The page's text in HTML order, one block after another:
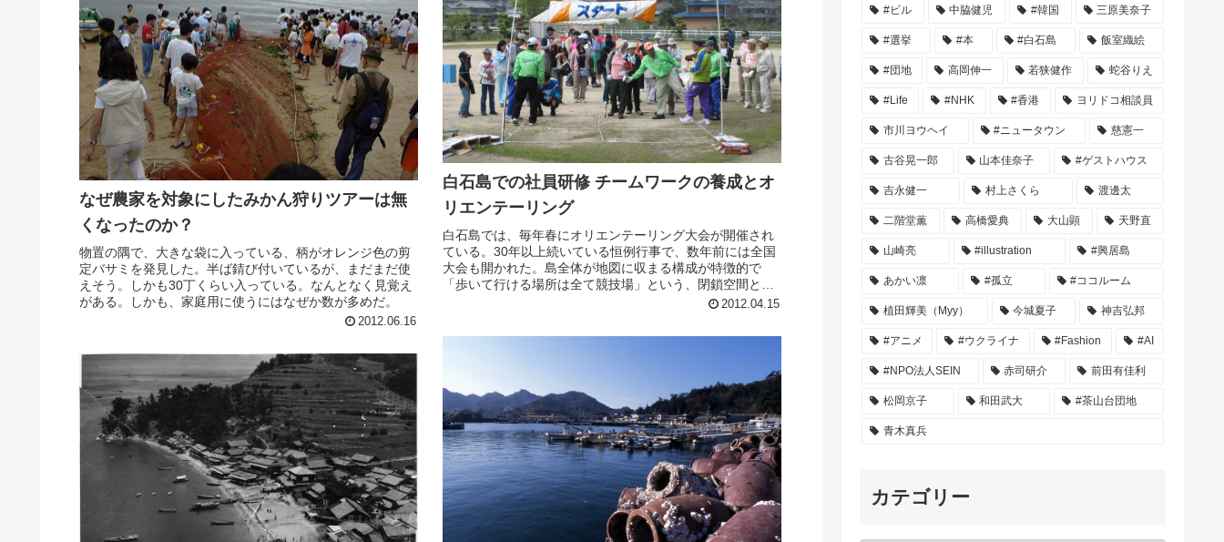
なぜ農家を対象にしたみかん狩りツアーは無
くなったのか？
物置の隅で、大きな袋に入っている、柄がオレンジ色の剪
定バサミを発見した。半ば錆び付いているが、まだまだ使
えそう。しかも30丁くらい入っている。なんとなく見覚え
がある。しかも、家庭用に使うにはなぜか数が多めだ。
2012.06.16
白石島での社員研修 チームワークの養成とオ
リエンテーリング
白石島では、毎年春にオリエンテーリング大会が開催され
ている。30年以上続いている恒例行事で、数年前には全国
大会も開かれた。島全体が地図に収まる構成が特徴的で
「歩いて行ける場所は全て競技場」という、閉鎖空間とし
2012.04.15
#ビル 中脇健児 #韓国 三原美奈子
#選挙 #本 #白石島 飯室織絵
#団地 高岡伸一 若狭健作 蛇谷りえ
#Life #NHK #香港 ヨリドコ相談員
市川ヨウヘイ #ニュータウン 慈憲一
古谷晃一郎 山本佳奈子 #ゲストハウス
吉永健一 村上さくら 渡邊太
二階堂薫 高橋愛典 大山顕 天野直
山崎亮 #illustration #興居島
あかい凛 #孤立 #ココルーム
植田輝美（Myy） 今城夏子 神吉弘邦
#アニメ #ウクライナ #Fashion #AI
#NPO法人SEIN 赤司研介 前田有佳利
松岡京子 和田武大 #茶山台団地
青木真兵
カテゴリー